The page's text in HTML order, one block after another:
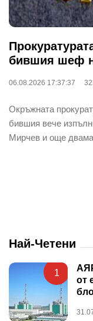
бившия шеф
06.08.2026 17:37:37
Окръжната
бившия вече
Мирчев и още
Най-Четени
1
от